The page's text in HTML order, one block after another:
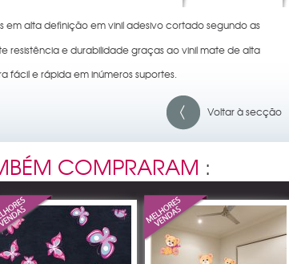
em alta definição em vinil adesivo cortado segundo as
resistência e durabilidade graças ao vinil mate de alta
fácil e rápida em inúmeros suportes.
Voltar à secção
COMPRARAM :